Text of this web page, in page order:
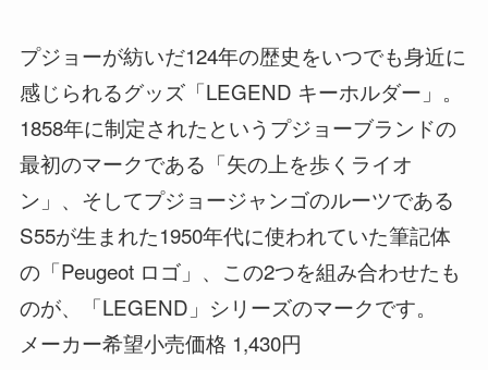
プジョーが紡いだ124年の歴史をいつでも身近に
感じられるグッズ「LEGEND キーホルダー」。
1858年に制定されたというプジョーブランドの
最初のマークである「矢の上を歩くライオ
ン」、そしてプジョージャンゴのルーツである
S55が生まれた1950年代に使われていた筆記体
の「Peugeot ロゴ」、この2つを組み合わせたも
のが、「LEGEND」シリーズのマークです。
メーカー希望小売価格 1,430円